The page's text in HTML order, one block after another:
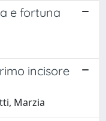
e fortuna
incisore
Marzia